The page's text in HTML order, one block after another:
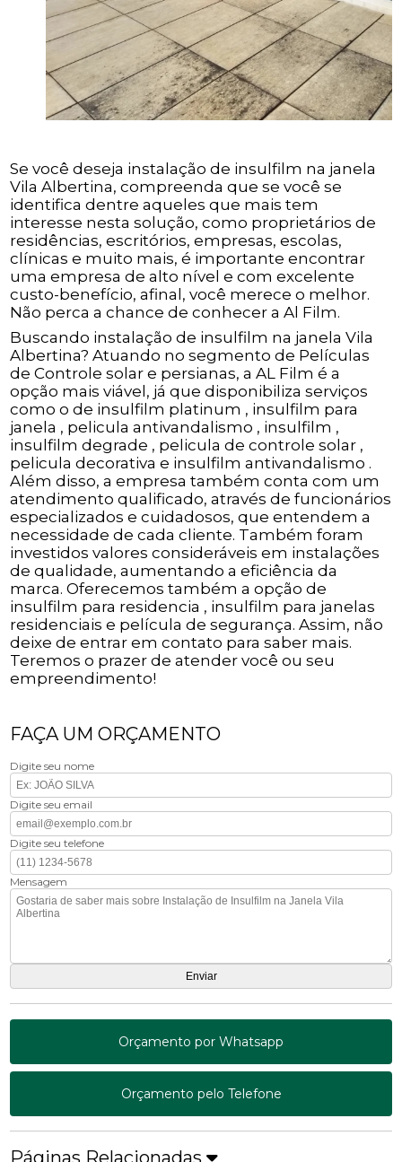
Se você deseja instalação de insulfilm na janela
Vila Albertina, compreenda que se você se
identifica dentre aqueles que mais tem
interesse nesta solução, como proprietários de
residências, escritórios, empresas, escolas,
clínicas e muito mais, é importante encontrar
uma empresa de alto nível e com excelente
custo-benefício, afinal, você merece o melhor.
Não perca a chance de conhecer a Al Film.
Buscando instalação de insulfilm na janela Vila
Albertina? Atuando no segmento de Películas
de Controle solar e persianas, a AL Film é a
opção mais viável, já que disponibiliza serviços
como o de insulfilm platinum , insulfilm para
janela , pelicula antivandalismo , insulfilm ,
insulfilm degrade , pelicula de controle solar ,
pelicula decorativa e insulfilm antivandalismo .
Além disso, a empresa também conta com um
atendimento qualificado, através de funcionários
especializados e cuidadosos, que entendem a
necessidade de cada cliente. Também foram
investidos valores consideráveis em instalações
de qualidade, aumentando a eficiência da
marca. Oferecemos também a opção de
insulfilm para residencia , insulfilm para janelas
residenciais e película de segurança. Assim, não
deixe de entrar em contato para saber mais.
Teremos o prazer de atender você ou seu
empreendimento!
FAÇA UM ORÇAMENTO
Digite seu nome
Digite seu email
Digite seu telefone
Mensagem
Orçamento por Whatsapp
Orçamento pelo Telefone
Páginas Relacionadas